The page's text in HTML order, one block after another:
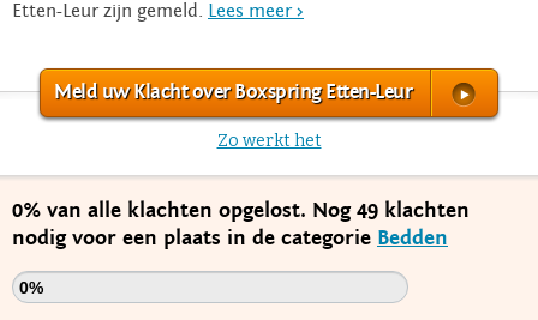
Etten-Leur zijn gemeld. Lees meer >
Meld uw Klacht over Boxspring Etten-Leur
Zo werkt het
0% van alle klachten opgelost. Nog 49 klachten
nodig voor een plaats in de categorie Bedden
0%